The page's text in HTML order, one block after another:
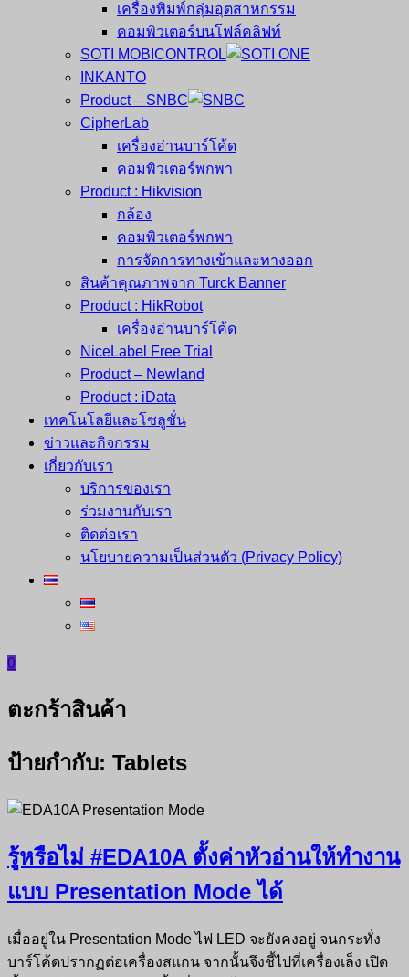
เครื่องพิมพ์กลุ่มอุตสาหกรรม
คอมพิวเตอร์บนโฟล์คลิฟท์
SOTI MOBICONTROL
INKANTO
Product – SNBC
CipherLab
เครื่องอ่านบาร์โค้ด
คอมพิวเตอร์พกพา
Product : Hikvision
กล้อง
คอมพิวเตอร์พกพา
การจัดการทางเข้าและทางออก
สินค้าคุณภาพจาก Turck Banner
Product : HikRobot
เครื่องอ่านบาร์โค้ด
NiceLabel Free Trial
Product – Newland
Product : iData
เทคโนโลยีและโซลูชั่น
ข่าวและกิจกรรม
เกี่ยวกับเรา
บริการของเรา
ร่วมงานกับเรา
ติดต่อเรา
นโยบายความเป็นส่วนตัว (Privacy Policy)
0
ตะกร้าสินค้า
ป้ายกำกับ: Tablets
รู้หรือไม่ #EDA10A ตั้งค่าหัวอ่านให้ทำงาน
แบบ Presentation Mode ได้
เมื่ออยู่ใน Presentation Mode ไฟ LED จะยังคงอยู่ จนกระทั่ง
บาร์โค้ดปรากฏต่อเครื่องสแกน จากนั้นจึงชี้ไปที่เครื่องเล็ง เปิด